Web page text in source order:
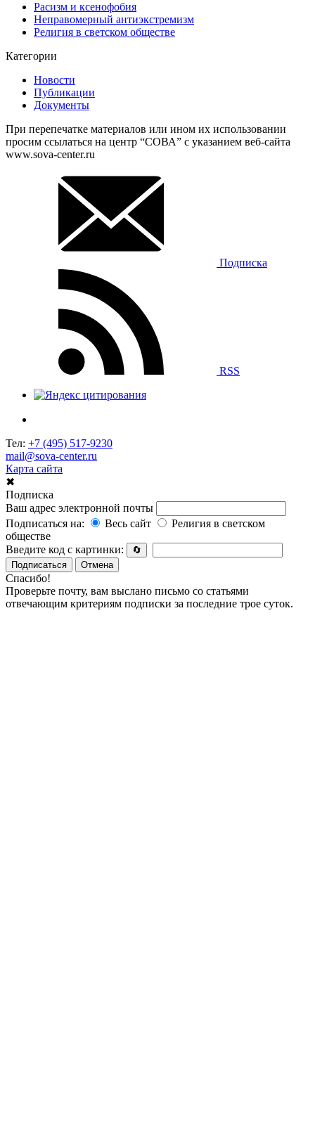
Расизм и ксенофобия
Неправомерный антиэкстремизм
Религия в светском обществе
Категории
Новости
Публикации
Документы
При перепечатке материалов или ином их использовании
просим ссылаться на центр “СОВА” с указанием веб-сайта
www.sova-center.ru
Подписка
RSS
Тел: +7 (495) 517-9230
mail@sova-center.ru
Карта сайта
✖
Подписка
Ваш адрес электронной почты
Подписаться на:
Весь сайт
Религия в светском
обществе
Введите код с картинки:
🔄
Подписаться
Отмена
Спасибо!
Проверьте почту, вам выслано письмо со статьями
отвечающим критериям подписки за последние трое суток.